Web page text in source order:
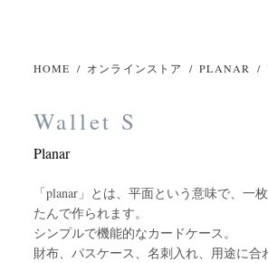
HOME / オンラインストア / PLANAR /
Wallet S
Planar
「planar」とは、平面という意味で、一
たんで作られます。
シンプルで機能的なカードケース。
財布、パスケース、名刺入れ、用途に合